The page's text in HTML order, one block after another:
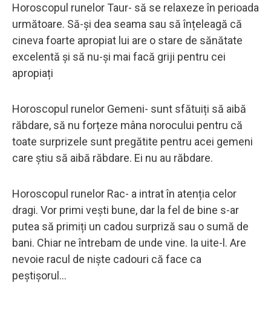
Horoscopul runelor Taur- să se relaxeze în perioada
următoare. Să-și dea seama sau să înțeleagă că
cineva foarte apropiat lui are o stare de sănătate
excelentă și să nu-și mai facă griji pentru cei
apropiați
Horoscopul runelor Gemeni- sunt sfătuiți să aibă
răbdare, să nu forțeze mâna norocului pentru că
toate surprizele sunt pregătite pentru acei gemeni
care știu să aibă răbdare. Ei nu au răbdare.
Horoscopul runelor Rac- a intrat în atenția celor
dragi. Vor primi vești bune, dar la fel de bine s-ar
putea să primiți un cadou surpriză sau o sumă de
bani. Chiar ne întrebam de unde vine. Ia uite-l. Are
nevoie racul de niște cadouri că face ca
peștișorul...